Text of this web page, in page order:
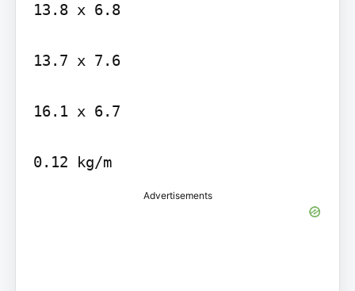
13.8 x 6.8
13.7 x 7.6
16.1 x 6.7
0.12 kg/m
Advertisements